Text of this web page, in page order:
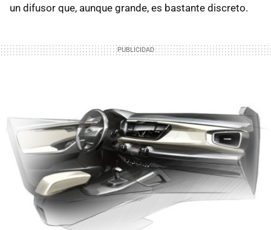
un difusor que, aunque grande, es bastante discreto.